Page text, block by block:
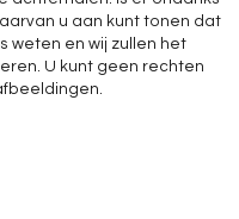
u aan kunt tonen dat
weten en wij zullen het
U kunt geen rechten